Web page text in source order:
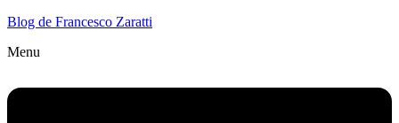
Blog de Francesco Zaratti
Menu